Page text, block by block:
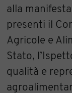
alla
presenti il
Agricole e
Stato,
qualità e